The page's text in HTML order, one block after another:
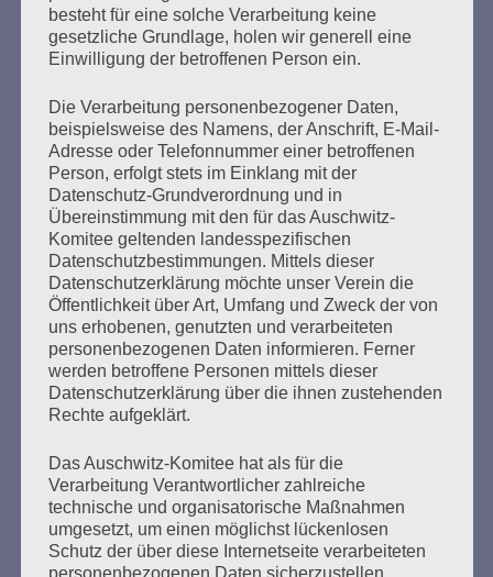
mehr ...
Seitennummerierung
der
Beiträge
Zurück 3 Weiter
Ihr habt keine Schuld an dieser Zeit. Aber ihr macht
euch schuldig, wenn ihr nichts über diese Zeit
wissen wollt. Ihr müsst alles wissen, was damals
geschah. Und warum es geschah.
Esther Bejarano
besteht für eine solche Verarbeitung keine
gesetzliche Grundlage, holen wir generell eine
Einwilligung der betroffenen Person ein.
Die Verarbeitung personenbezogener Daten,
beispielsweise des Namens, der Anschrift, E-Mail-
Adresse oder Telefonnummer einer betroffenen
Person, erfolgt stets im Einklang mit der
Datenschutz-Grundverordnung und in
Übereinstimmung mit den für das Auschwitz-
Komitee geltenden landesspezifischen
Datenschutzbestimmungen. Mittels dieser
Datenschutzerklärung möchte unser Verein die
Öffentlichkeit über Art, Umfang und Zweck der von
uns erhobenen, genutzten und verarbeiteten
personenbezogenen Daten informieren. Ferner
werden betroffene Personen mittels dieser
Datenschutzerklärung über die ihnen zustehenden
Rechte aufgeklärt.
Das Auschwitz-Komitee hat als für die
Verarbeitung Verantwortlicher zahlreiche
technische und organisatorische Maßnahmen
umgesetzt, um einen möglichst lückenlosen
Schutz der über diese Internetseite verarbeiteten
personenbezogenen Daten sicherzustellen.